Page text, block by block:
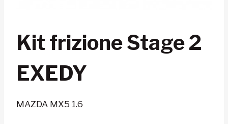
Kit frizione Stage 2
EXEDY
MAZDA MX5 1.6